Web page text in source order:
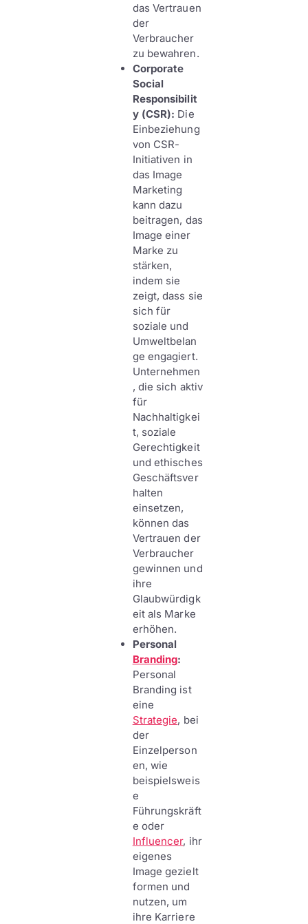
das Vertrauen
der
Verbraucher
zu bewahren.
Corporate
Social
Responsibilit
y (CSR): Die
Einbeziehung
von CSR-
Initiativen in
das Image
Marketing
kann dazu
beitragen, das
Image einer
Marke zu
stärken,
indem sie
zeigt, dass sie
sich für
soziale und
Umweltbelan
ge engagiert.
Unternehmen
, die sich aktiv
für
Nachhaltigkei
t, soziale
Gerechtigkeit
und ethisches
Geschäftsver
halten
einsetzen,
können das
Vertrauen der
Verbraucher
gewinnen und
ihre
Glaubwürdigk
eit als Marke
erhöhen.
Personal
Branding:
Personal
Branding ist
eine
Strategie, bei
der
Einzelperson
en, wie
beispielsweis
e
Führungskräft
e oder
Influencer, ihr
eigenes
Image gezielt
formen und
nutzen, um
ihre Karriere